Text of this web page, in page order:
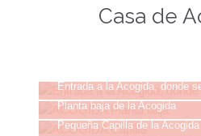
Casa de
Entrada a la Acogida, donde
Planta baja de la Acogida
Pequeña Capilla de la Acogida